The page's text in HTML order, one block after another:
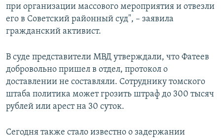
при организации массового мероприятия и отвезли
его в Советский районный суд", – заявила
гражданский активист.
В суде представители МВД утверждали, что Фатеев
добровольно пришел в отдел, протокол о
доставлении не составляли. Сотруднику томского
штаба политика может грозить штраф до 300 тысяч
рублей или арест на 30 суток.
Сегодня также стало известно о задержании